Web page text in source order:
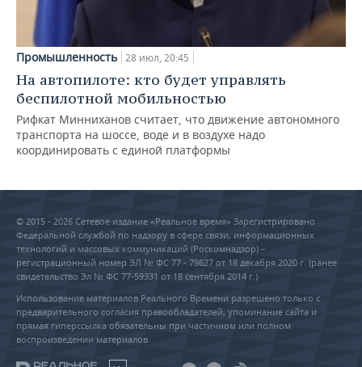
Промышленность 28 июл, 20:45
На автопилоте: кто будет управлять
беспилотной мобильностью
Рифкат Минниханов считает, что движение автономного
транспорта на шоссе, воде и в воздухе надо
координировать с единой платформы
© 2015 - 2026 Сетевое издание «Реальное время» Зарегистрировано
Федеральной службой по надзору в сфере связи, информационных
технологий и массовых коммуникаций (Роскомнадзор) –
регистрационный номер ЭЛ № ФС 77 - 79627 от 18 декабря 2020 г. (ранее
свидетельство Эл № ФС 77-59331 от 18 сентября 2014 г.)
Использование материалов Реального Времени разрешено только с
предварительного согласия правообладателей, упоминание сайта и
прямая гиперссылка обязательны при частичном или полном
воспроизведении материалов.